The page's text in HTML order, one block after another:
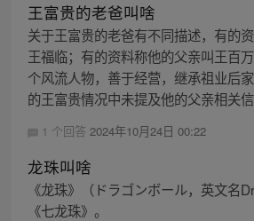
王富贵的老爸叫啥
关于王富贵的老爸有不同描述，有的
王福临；有的资料称他的父亲叫王百
个风流人物，善于经营，继承祖业后
的王富贵情况中未提及他的父亲相关
1 个回答 2024年10月24日 00:22
龙珠叫啥
《龙珠》（ドラゴンボール，英文名
《七龙珠》。